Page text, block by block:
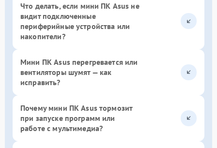
Что делать, если мини ПК Asus не
видит подключенные
периферийные устройства или
накопители?
Мини ПК Asus перегревается или
вентиляторы шумят — как
исправить?
Почему мини ПК Asus тормозит
при запуске программ или
работе с мультимедиа?